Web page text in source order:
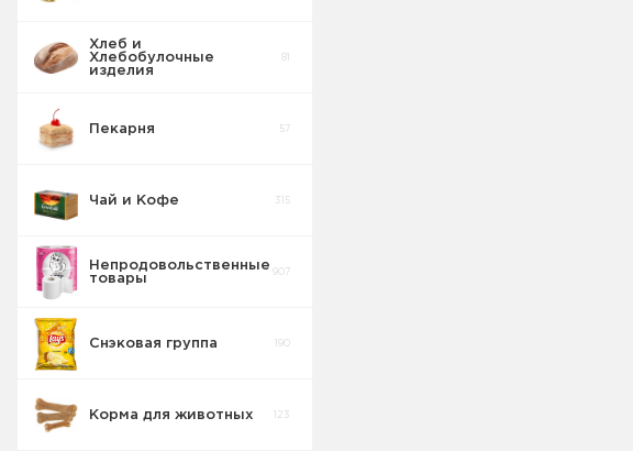
Хлеб и
Хлебобулочные
изделия
81
Пекарня 57
Чай и Кофе 315
Непродовольственные
товары
907
Снэковая группа 190
Корма для животных 123